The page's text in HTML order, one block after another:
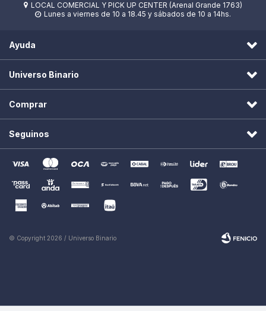
 LOCAL COMERCIAL Y PICK UP CENTER (Arenal Grande 1763)
 Lunes a viernes de 10 a 18.45 y sábados de 10 a 14hs.
Ayuda
Universo Binario
Comprar
Seguinos
© Copyright 2026 / Universo Binario